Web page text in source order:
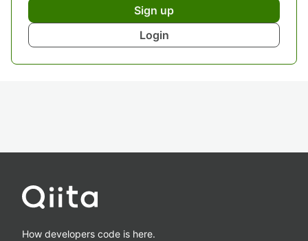
Sign up
Login
How developers code is here.